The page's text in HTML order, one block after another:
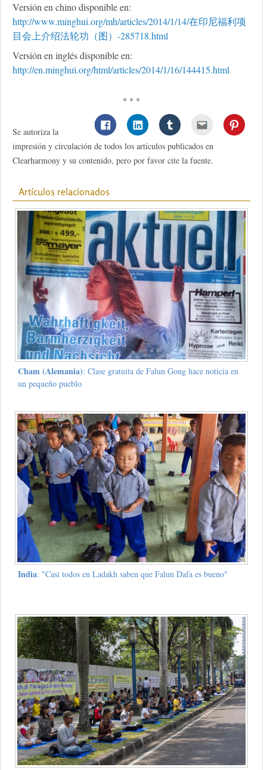
Versión en chino disponible en:
http://www.minghui.org/mh/articles/2014/1/14/在印尼福利项
目会上介绍法轮功（图）-285718.html
Versión en inglés disponible en:
http://en.minghui.org/html/articles/2014/1/16/144415.html
* * *
Se autoriza la
impresión y circulación de todos los artículos publicados en
Clearharmony y su contenido, pero por favor cite la fuente.
Artículos relacionados
Cham (Alemania): Clase gratuita de Falun Gong hace noticia en
un pequeño pueblo
India: "Casi todos en Ladakh saben que Falun Dafa es bueno"